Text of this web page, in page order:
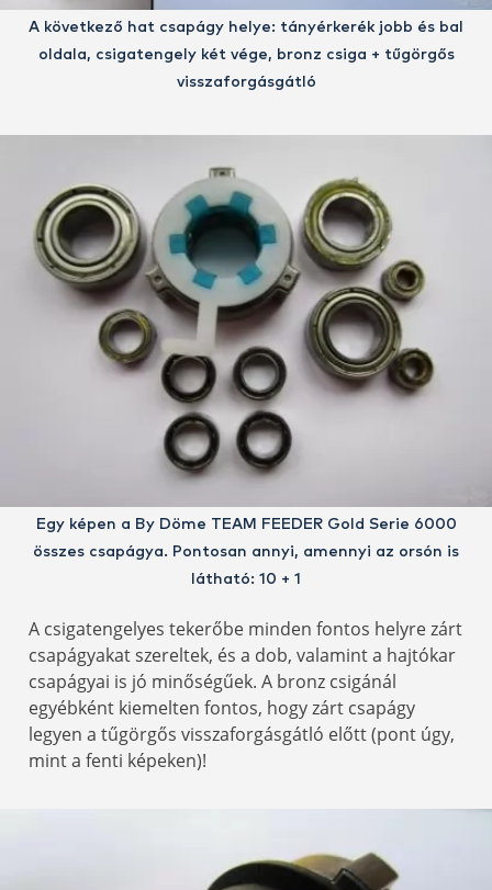
A következő hat csapágy helye: tányérkerék jobb és bal
oldala, csigatengely két vége, bronz csiga + tűgörgős
visszaforgásgátló
Egy képen a By Döme TEAM FEEDER Gold Serie 6000
összes csapágya. Pontosan annyi, amennyi az orsón is
látható: 10 + 1
A csigatengelyes tekerőbe minden fontos helyre zárt
csapágyakat szereltek, és a dob, valamint a hajtókar
csapágyai is jó minőségűek. A bronz csigánál
egyébként kiemelten fontos, hogy zárt csapágy
legyen a tűgörgős visszaforgásgátló előtt (pont úgy,
mint a fenti képeken)!